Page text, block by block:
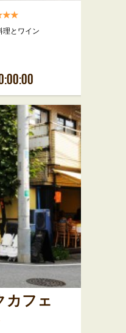
理とワイン
カフェ